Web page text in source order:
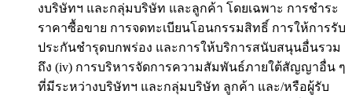
งบริษัทฯ และกลุ่มบริษัท และลูกค้า โดยเฉพาะ การชำระ
ราคาซื้อขาย การจดทะเบียนโอนกรรมสิทธิ์ การให้การรับ
ประกันชำรุดบกพร่อง และการให้บริการสนับสนุนอื่นรวม
ถึง (iv) การบริหารจัดการความสัมพันธ์ภายใต้สัญญาอื่น ๆ
ที่มีระหว่างบริษัทฯ และกลุ่มบริษัท ลูกค้า และ/หรือผู้รับ